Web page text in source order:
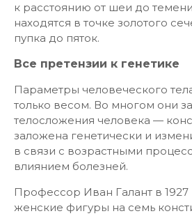
к расстоянию от шеи до
находятся в точке золотого
пупка до пяток.
Все претензии к генетике
Параметры человеческого
только весом. Во многом они
телосложения человека —
заложена генетически и
в связи с возрастными
влиянием болезней.
Профессор Иван Галант в 1927
женские фигуры на семь